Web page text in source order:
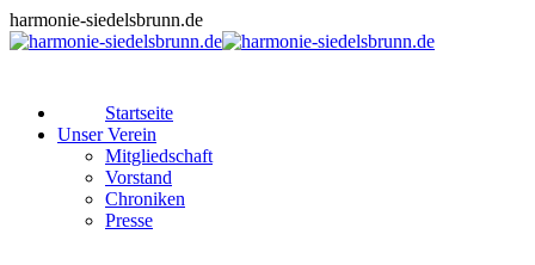
Zum
Inhalt
harmonie-siedelsbrunn.de
Startseite
Unser Verein
Mitgliedschaft
Vorstand
Chroniken
Presse